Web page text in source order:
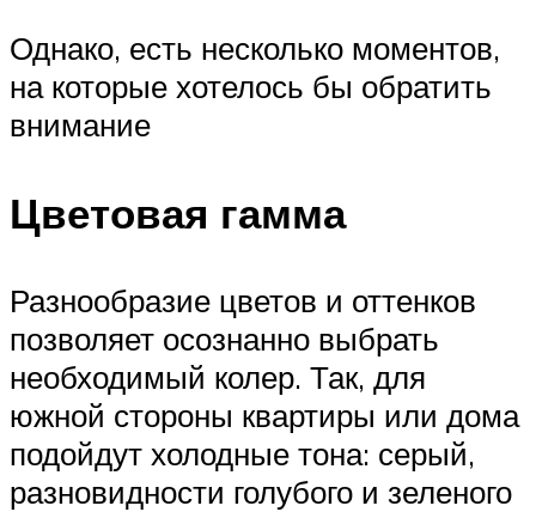
Однако, есть несколько моментов,
на которые хотелось бы обратить
внимание
Цветовая гамма
Разнообразие цветов и оттенков
позволяет осознанно выбрать
необходимый колер. Так, для
южной стороны квартиры или дома
подойдут холодные тона: серый,
разновидности голубого и зеленого